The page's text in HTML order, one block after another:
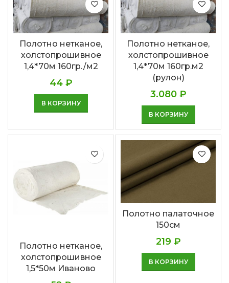
Полотно нетканое,
холстопрошивное
1,4*70м 160гр./м2
44 ₽
В КОРЗИНУ
Полотно нетканое,
холстопрошивное
1,4*70м 160гр.м2
(рулон)
3.080 ₽
В КОРЗИНУ
Полотно нетканое,
холстопрошивное
1,5*50м Иваново
Полотно палаточное
150см
219 ₽
В КОРЗИНУ